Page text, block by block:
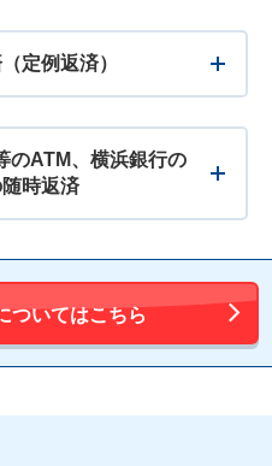
定例返済）
のATM、横浜銀行の
時返済
ついてはこちら